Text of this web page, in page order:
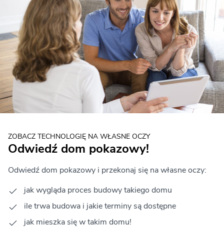
ZOBACZ TECHNOLOGIĘ NA WŁASNE OCZY
Odwiedź dom pokazowy!
Odwiedź dom pokazowy i przekonaj się na własne oczy:
jak wygląda proces budowy takiego domu
ile trwa budowa i jakie terminy są dostępne
jak mieszka się w takim domu!